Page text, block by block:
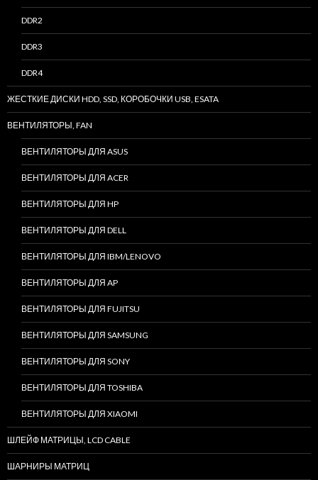
DDR2
DDR3
DDR4
ЖЕСТКИЕ ДИСКИ HDD, SSD, КОРОБОЧКИ USB, ESATA
ВЕНТИЛЯТОРЫ, FAN
ВЕНТИЛЯТОРЫ ДЛЯ ASUS
ВЕНТИЛЯТОРЫ ДЛЯ ACER
ВЕНТИЛЯТОРЫ ДЛЯ HP
ВЕНТИЛЯТОРЫ ДЛЯ DELL
ВЕНТИЛЯТОРЫ ДЛЯ IBM/LENOVO
ВЕНТИЛЯТОРЫ ДЛЯ AP
ВЕНТИЛЯТОРЫ ДЛЯ FUJITSU
ВЕНТИЛЯТОРЫ ДЛЯ SAMSUNG
ВЕНТИЛЯТОРЫ ДЛЯ SONY
ВЕНТИЛЯТОРЫ ДЛЯ TOSHIBA
ВЕНТИЛЯТОРЫ ДЛЯ XIAOMI
ШЛЕЙФ МАТРИЦЫ, LCD CABLE
ШАРНИРЫ МАТРИЦ